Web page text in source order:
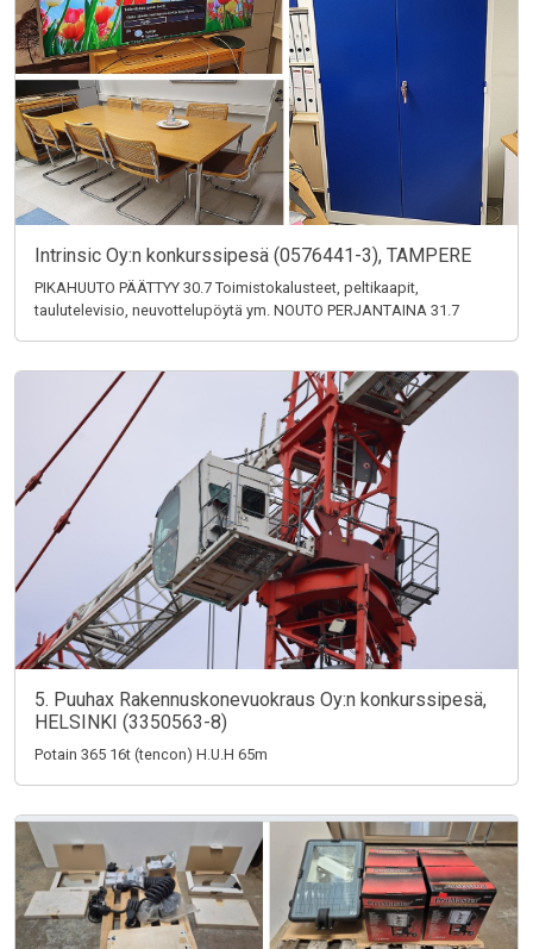
Intrinsic Oy:n konkurssipesä (0576441-3), TAMPERE
PIKAHUUTO PÄÄTTYY 30.7 Toimistokalusteet, peltikaapit,
taulutelevisio, neuvottelupöytä ym. NOUTO PERJANTAINA 31.7
5. Puuhax Rakennuskonevuokraus Oy:n konkurssipesä,
HELSINKI (3350563-8)
Potain 365 16t (tencon) H.U.H 65m